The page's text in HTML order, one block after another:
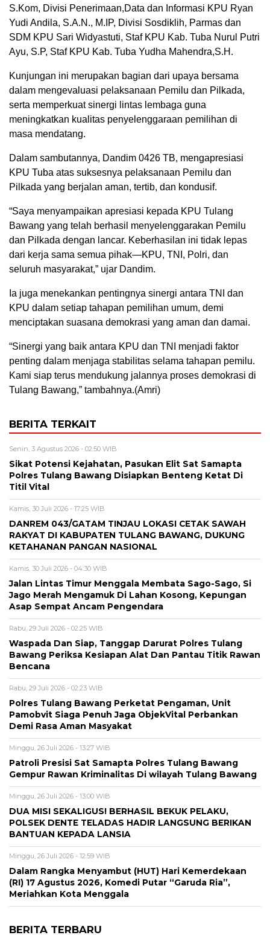
S.Kom, Divisi Penerimaan,Data dan Informasi KPU Ryan
Yudi Andila, S.A.N., M.IP, Divisi Sosdiklih, Parmas dan
SDM KPU Sari Widyastuti, Staf KPU Kab. Tuba Nurul Putri
Ayu, S.P, Staf KPU Kab. Tuba Yudha Mahendra,S.H.
Kunjungan ini merupakan bagian dari upaya bersama
dalam mengevaluasi pelaksanaan Pemilu dan Pilkada,
serta memperkuat sinergi lintas lembaga guna
meningkatkan kualitas penyelenggaraan pemilihan di
masa mendatang.
Dalam sambutannya, Dandim 0426 TB, mengapresiasi
KPU Tuba atas suksesnya pelaksanaan Pemilu dan
Pilkada yang berjalan aman, tertib, dan kondusif.
“Saya menyampaikan apresiasi kepada KPU Tulang
Bawang yang telah berhasil menyelenggarakan Pemilu
dan Pilkada dengan lancar. Keberhasilan ini tidak lepas
dari kerja sama semua pihak—KPU, TNI, Polri, dan
seluruh masyarakat,” ujar Dandim.
Ia juga menekankan pentingnya sinergi antara TNI dan
KPU dalam setiap tahapan pemilihan umum, demi
menciptakan suasana demokrasi yang aman dan damai.
“Sinergi yang baik antara KPU dan TNI menjadi faktor
penting dalam menjaga stabilitas selama tahapan pemilu.
Kami siap terus mendukung jalannya proses demokrasi di
Tulang Bawang,” tambahnya.(Amri)
BERITA TERKAIT
Senin, 3 Agustus 2026 - 02:50 WIB
Sikat Potensi Kejahatan, Pasukan Elit Sat Samapta
Polres Tulang Bawang Disiapkan Benteng Ketat Di
Titil Vital
Kamis, 30 Juli 2026 - 17:25 WIB
DANREM 043/GATAM TINJAU LOKASI CETAK SAWAH
RAKYAT DI KABUPATEN TULANG BAWANG, DUKUNG
KETAHANAN PANGAN NASIONAL
Kamis, 30 Juli 2026 - 04:30 WIB
Jalan Lintas Timur Menggala Membata Sago-Sago, Si
Jago Merah Mengamuk Di Lahan Kosong, Kepungan
Asap Sempat Ancam Pengendara
Rabu, 29 Juli 2026 - 02:25 WIB
Waspada Dan Siap, Tanggap Darurat Polres Tulang
Bawang Periksa Kesiapan Alat Dan Pantau Titik Rawan
Bencana
Rabu, 29 Juli 2026 - 02:23 WIB
Polres Tulang Bawang Perketat Pengaman, Unit
Pamobvit Siaga Penuh Jaga ObjekVital Perbankan
Demi Rasa Aman Masyakat
Minggu, 26 Juli 2026 - 13:27 WIB
Patroli Presisi Sat Samapta Polres Tulang Bawang
Gempur Rawan Kriminalitas Di wilayah Tulang Bawang
Minggu, 26 Juli 2026 - 13:00 WIB
DUA MISI SEKALIGUS! BERHASIL BEKUK PELAKU,
POLSEK DENTE TELADAS HADIR LANGSUNG BERIKAN
BANTUAN KEPADA LANSIA
Minggu, 26 Juli 2026 - 12:59 WIB
Dalam Rangka Menyambut (HUT) Hari Kemerdekaan
(RI) 17 Agustus 2026, Komedi Putar “Garuda Ria”,
Meriahkan Kota Menggala
BERITA TERBARU